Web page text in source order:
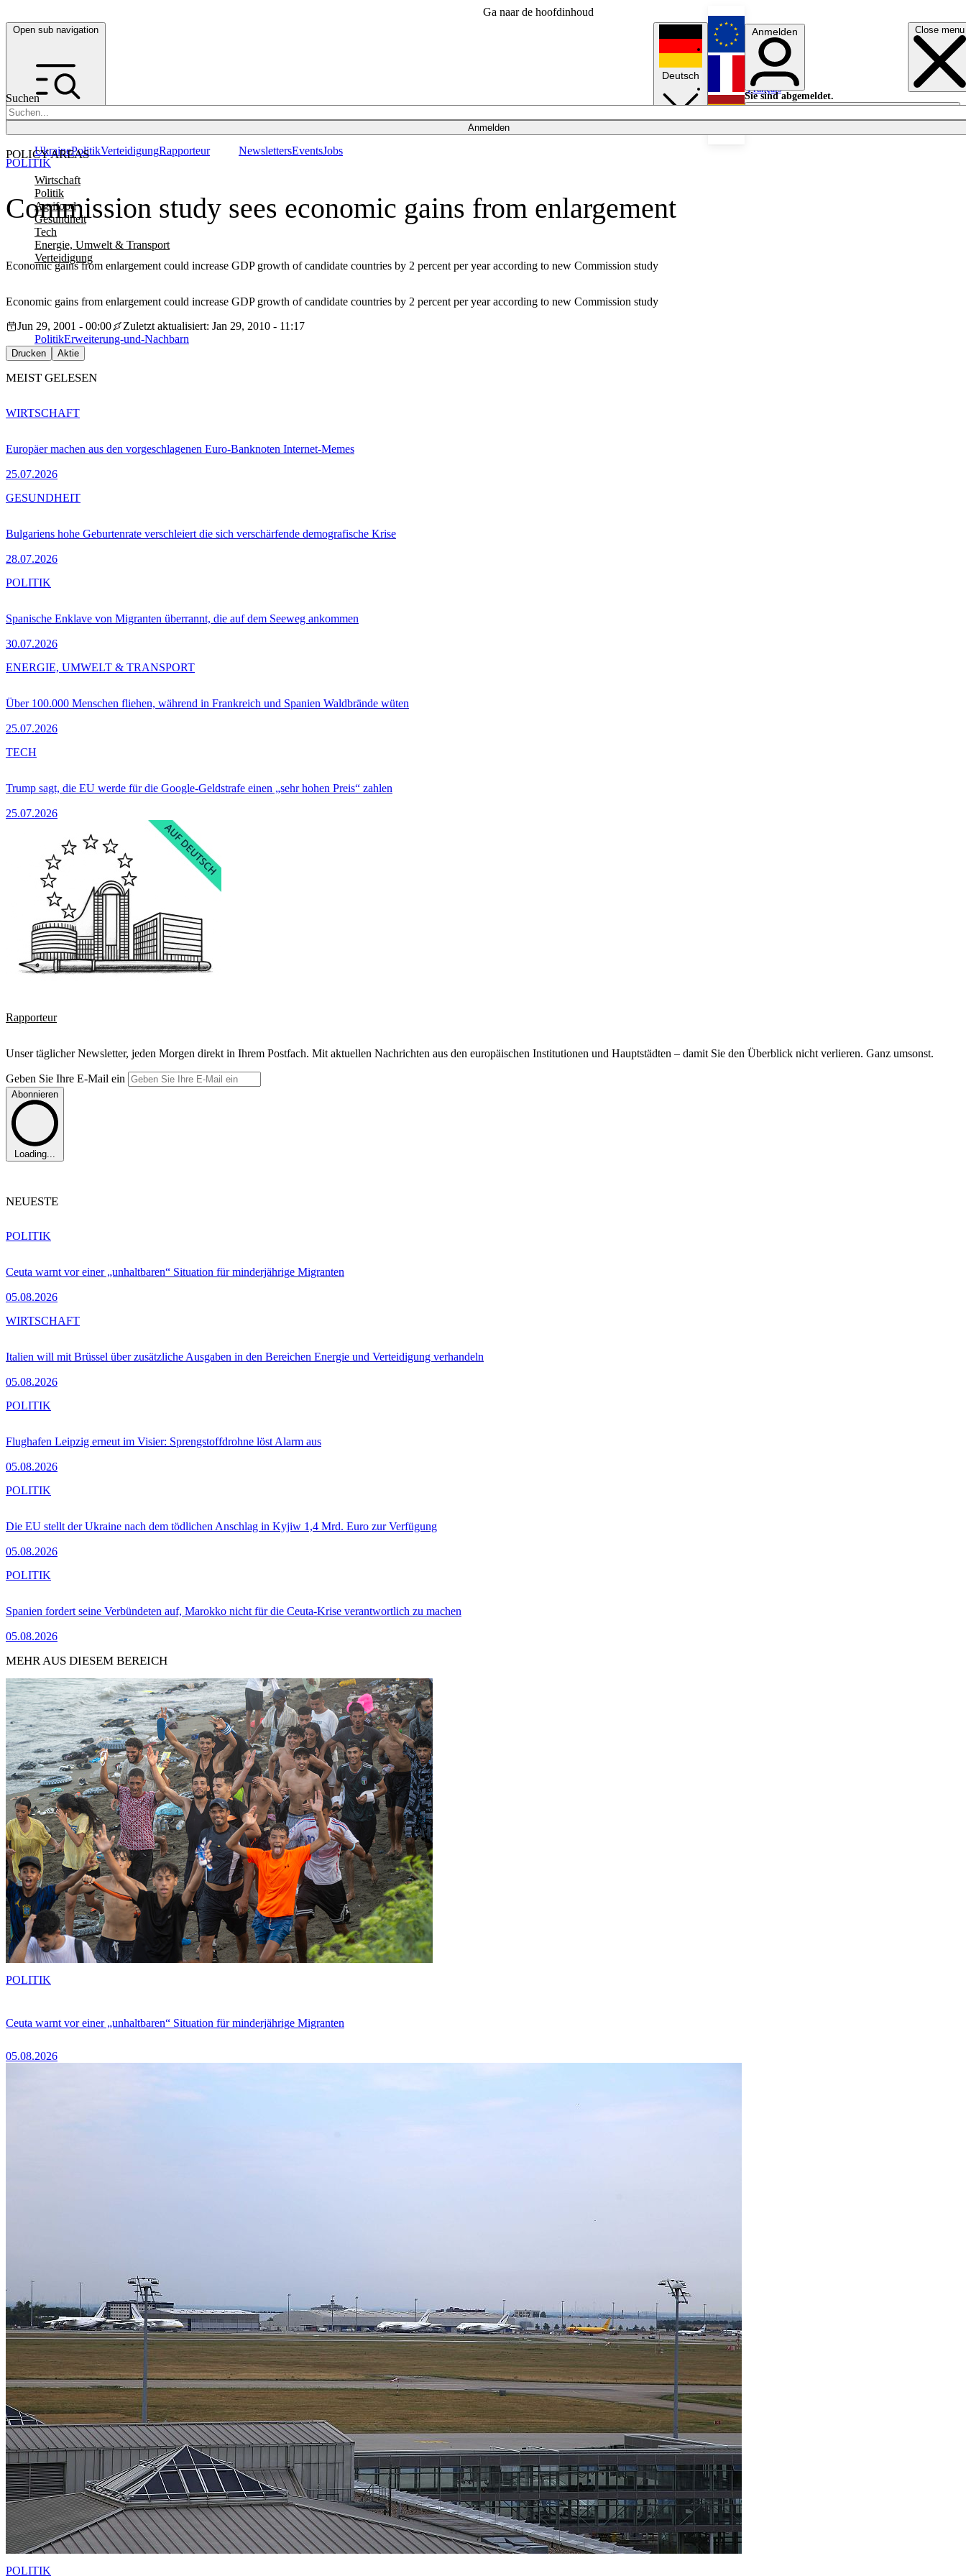
Ga naar de hoofdinhoud
Open sub navigation Close menu
Suchen
Anmelden
POLICY AREAS
Wirtschaft
Politik
Agrifood
Gesundheit
Tech
Energie, Umwelt & Transport
Verteidigung
UkrainePolitikVerteidigungRapporteur NewslettersEventsJobs
Deutsch
English
Français
Anmelden
Sie sind abgemeldet.
Anmelden
Licht aus
Commission study sees economic gains from enlargement
Economic gains from enlargement could increase GDP growth of candidate countries by 2 percent per year according to new Commission study
POLITIK
Economic gains from enlargement could increase GDP growth of candidate countries by 2 percent per year according to new Commission study
Jun 29, 2001 - 00:00
Zuletzt aktualisiert: Jan 29, 2010 - 11:17
PolitikErweiterung-und-Nachbarn
Drucken Aktie
MEIST GELESEN
Europäer machen aus den vorgeschlagenen Euro-Banknoten Internet-Memes
25.07.2026
WIRTSCHAFT
Bulgariens hohe Geburtenrate verschleiert die sich verschärfende demografische Krise
28.07.2026
GESUNDHEIT
Spanische Enklave von Migranten überrannt, die auf dem Seeweg ankommen
30.07.2026
POLITIK
Über 100.000 Menschen fliehen, während in Frankreich und Spanien Waldbrände wüten
25.07.2026
ENERGIE, UMWELT & TRANSPORT
Trump sagt, die EU werde für die Google-Geldstrafe einen „sehr hohen Preis“ zahlen
25.07.2026
TECH
Rapporteur
Unser täglicher Newsletter, jeden Morgen direkt in Ihrem Postfach. Mit aktuellen Nachrichten aus den europäischen Institutionen und Hauptstädten – damit Sie den Überblick nicht verlieren. Ganz umsonst.
Geben Sie Ihre E-Mail ein
Abonnieren
Loading...
NEUESTE
Ceuta warnt vor einer „unhaltbaren“ Situation für minderjährige Migranten
05.08.2026
POLITIK
Italien will mit Brüssel über zusätzliche Ausgaben in den Bereichen Energie und Verteidigung verhandeln
05.08.2026
WIRTSCHAFT
Flughafen Leipzig erneut im Visier: Sprengstoffdrohne löst Alarm aus
05.08.2026
POLITIK
Die EU stellt der Ukraine nach dem tödlichen Anschlag in Kyjiw 1,4 Mrd. Euro zur Verfügung
05.08.2026
POLITIK
Spanien fordert seine Verbündeten auf, Marokko nicht für die Ceuta-Krise verantwortlich zu machen
05.08.2026
POLITIK
MEHR AUS DIESEM BEREICH
Ceuta warnt vor einer „unhaltbaren“ Situation für minderjährige Migranten
05.08.2026
POLITIK
POLITIK